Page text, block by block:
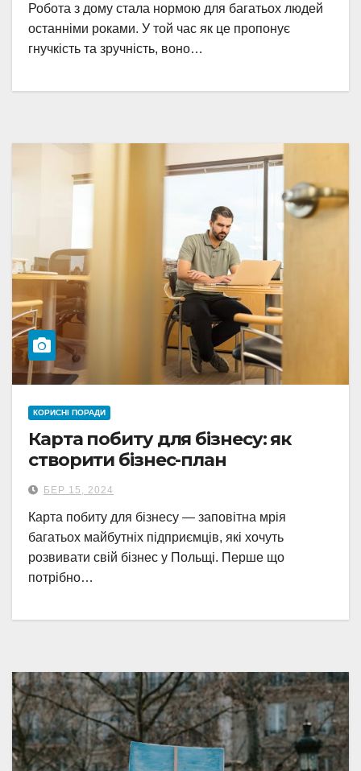
Робота з дому стала нормою для багатьох людей
останніми роками. У той час як це пропонує
гнучкість та зручність, воно…
КОРИСНІ ПОРАДИ
Карта побиту для бізнесу: як
створити бізнес-план
БЕР 15, 2024
Карта побиту для бізнесу — заповітна мрія
багатьох майбутніх підприємців, які хочуть
розвивати свій бізнес у Польщі. Перше що
потрібно…